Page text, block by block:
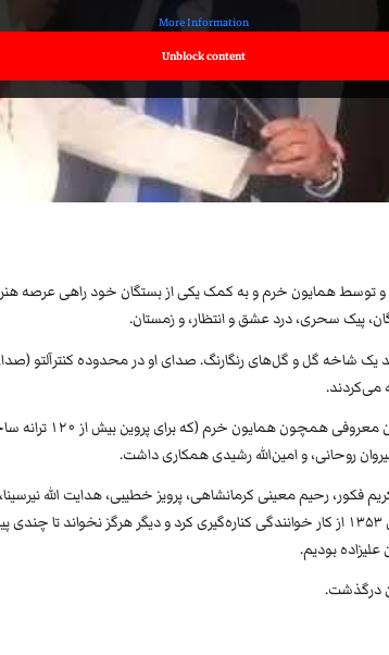
More Information
Unblock content
یک شاخه گل و گل‌های رنگارنگ. صدای او در محدوده کنترآلتو
می‌کردند.
پروین در طول فعالیت
روحانی، و امین‌الله رشیدی همکاری داشت.
فکور، رحیم معینی کرمانشاهی، پرویز خطیبی، هدایت الله
سهیلی، و بهادر یگانه نیز کار کرد. پروین در سال ۱۳۵۳ از کار خوانندگی کناره‌گیری کرد و
بودیم.